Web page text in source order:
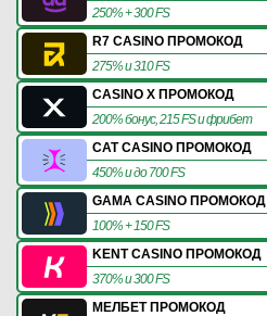
250% + 300 FS
R7 CASINO ПРОМОКОД
275% и 310 FS
CASINO X ПРОМОКОД
200% бонус, 215 FS и фрибет
CAT CASINO ПРОМОКОД
450% и до 700 FS
GAMA CASINO ПРОМОКОД
100% + 150 FS
KENT CASINO ПРОМОКОД
370% и 300 FS
МЕЛБЕТ ПРОМОКОД